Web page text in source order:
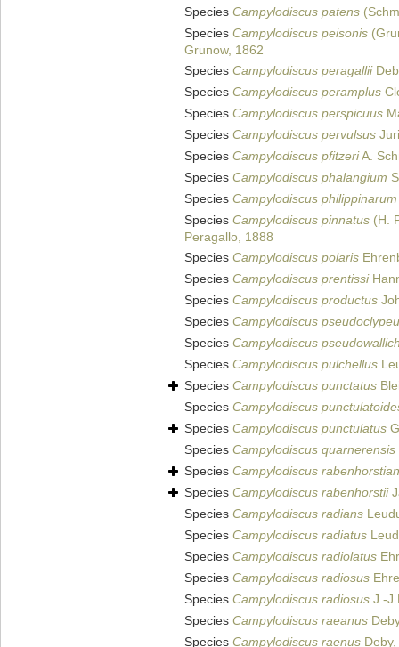
Species Campylodiscus patens
Species Campylodiscus peisonis
Grunow, 1862
Species Campylodiscus peragallii
Species Campylodiscus peramplus
Species Campylodiscus perspicuus
Species Campylodiscus pervulsus
Species Campylodiscus pfitzeriA.
Species Campylodiscus phalangium
Species Campylodiscus philippinarum
Species Campylodiscus pinnatus (H.
Peragallo, 1888
Species Campylodiscus polaris
Species Campylodiscus prentissi
Species Campylodiscus productus
Species Campylodiscus
Species Campylodiscus
Species Campylodiscus pulchellus
Species Campylodiscus punctatus
Species Campylodiscus
Species Campylodiscus punctulatus
Species Campylodiscus quarnerensis
Species Campylodiscus
Species Campylodiscus rabenhorstii
Species Campylodiscus radians
Species Campylodiscus radiatus
Species Campylodiscus radiolatus
Species Campylodiscus radiosus
Species Campylodiscus radiosus J.-
Species Campylodiscus raeanus
Species Campylodiscus raenus